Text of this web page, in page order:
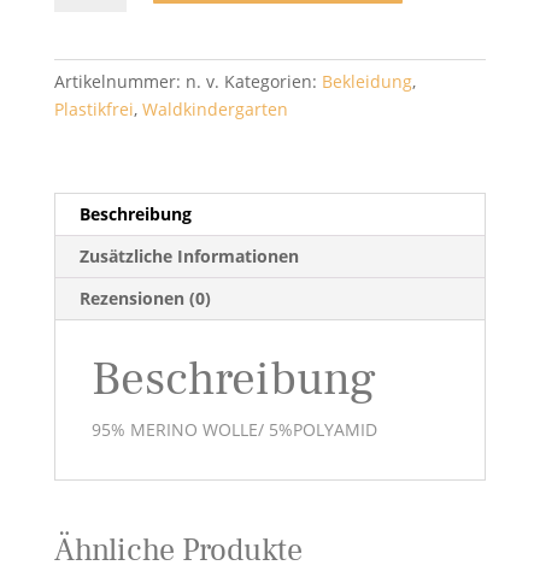
Menge
Artikelnummer: n. v. Kategorien: Bekleidung,
Plastikfrei, Waldkindergarten
Beschreibung
Zusätzliche Informationen
Rezensionen (0)
Beschreibung
95% MERINO WOLLE/ 5%POLYAMID
Ähnliche Produkte